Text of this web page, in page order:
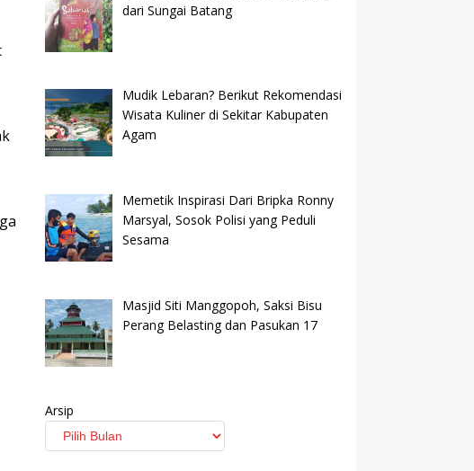
dari Sungai Batang
Mudik Lebaran? Berikut Rekomendasi
Wisata Kuliner di Sekitar Kabupaten
Agam
Memetik Inspirasi Dari Bripka Ronny
Marsyal, Sosok Polisi yang Peduli
Sesama
Masjid Siti Manggopoh, Saksi Bisu
Perang Belasting dan Pasukan 17
Arsip